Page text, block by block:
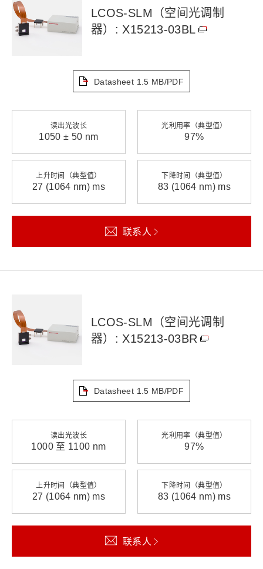
LCOS-SLM（空间光调制
器）: X15213-03BL
Datasheet 1.5 MB/PDF
读出光波长
1050 ± 50 nm
光利用率（典型值）
97%
上升时间（典型值）
27 (1064 nm) ms
下降时间（典型值）
83 (1064 nm) ms
联系人
LCOS-SLM（空间光调制
器）: X15213-03BR
Datasheet 1.5 MB/PDF
读出光波长
1000 至 1100 nm
光利用率（典型值）
97%
上升时间（典型值）
27 (1064 nm) ms
下降时间（典型值）
83 (1064 nm) ms
联系人